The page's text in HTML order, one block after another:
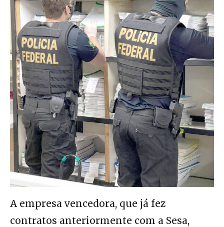
A empresa vencedora, que já fez
contratos anteriormente com a Sesa,